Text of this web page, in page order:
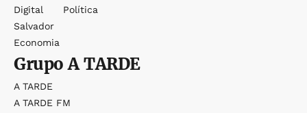
Digital
Salvador
Economia
Política
GrupoA TARDE
A TARDE
A TARDE FM